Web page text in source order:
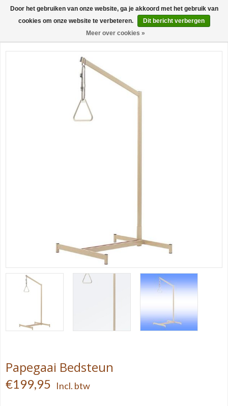
0
Papegaai Bedsteun
€199,95 Incl. btw
Door het gebruiken van onze website, ga je akkoord met het gebruik van
cookies om onze website te verbeteren.
Dit bericht verbergen
Meer over cookies »